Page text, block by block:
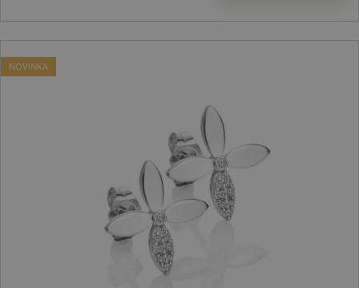
NOVINKA